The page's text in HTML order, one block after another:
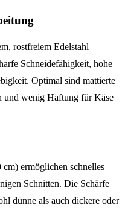
rostfreiem Edelstahl
Schneidefähigkeit, hohe
Optimal sind mattierte
und wenig Haftung für Käse
ermöglichen schnelles
Schnitten. Die Schärfe
dünne als auch dickere oder